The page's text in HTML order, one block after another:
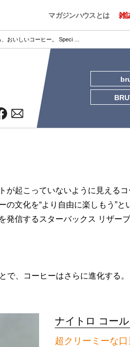
マガジンハウスとは 雑
、おいしいコーヒー。 Speci …
が起こっていないように見える
の文化を“より自由に楽しもう”
発信するスターバックス リザー
、コーヒーはさらに進化する。
ナイトロ コー
超クリーミーな口